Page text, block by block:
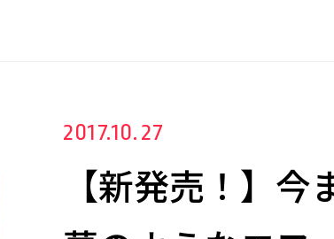
2017.10.27
【新発売！】